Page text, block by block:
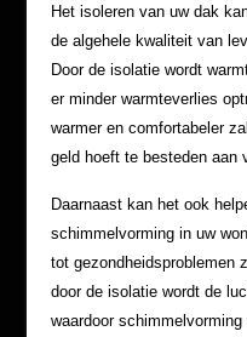
Het isoleren van uw dak
de algehele kwaliteit van
Door de isolatie wordt
er minder warmteverlies
warmer en comfortabeler
geld hoeft te besteden aan
Daarnaast kan het ook
schimmelvorming in uw
tot gezondheidsproblemen
door de isolatie wordt de
waardoor